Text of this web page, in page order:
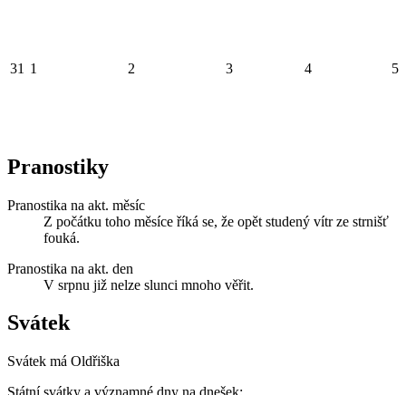
31 1 2 3 4 5
Pranostiky
Pranostika na akt. měsíc
Z počátku toho měsíce říká se, že opět studený vítr ze strnišť
fouká.
Pranostika na akt. den
V srpnu již nelze slunci mnoho věřit.
Svátek
Svátek má Oldřiška